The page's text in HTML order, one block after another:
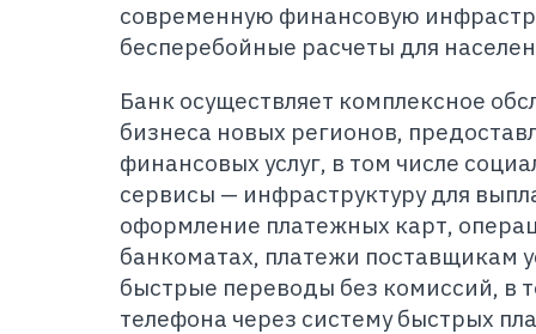
современную финансовую
бесперебойные расчеты для
Банк осуществляет комплексное
бизнеса новых регионов,
финансовых услуг, в том числе
сервисы — инфраструктуру для
оформление платежных карт,
банкоматах, платежи поставщикам
быстрые переводы без комиссий, в
телефона через систему быстрых